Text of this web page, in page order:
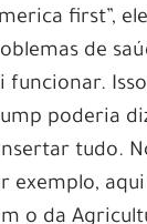
first”,
de
funcionar.
poderia
tudo.
exemplo,
o da